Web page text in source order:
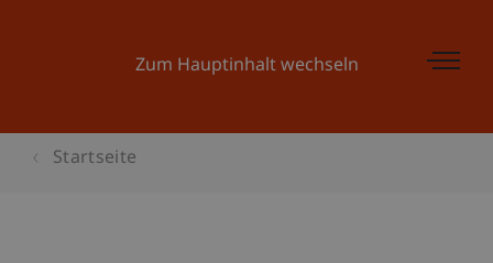
Zum Hauptinhalt wechseln
Startseite